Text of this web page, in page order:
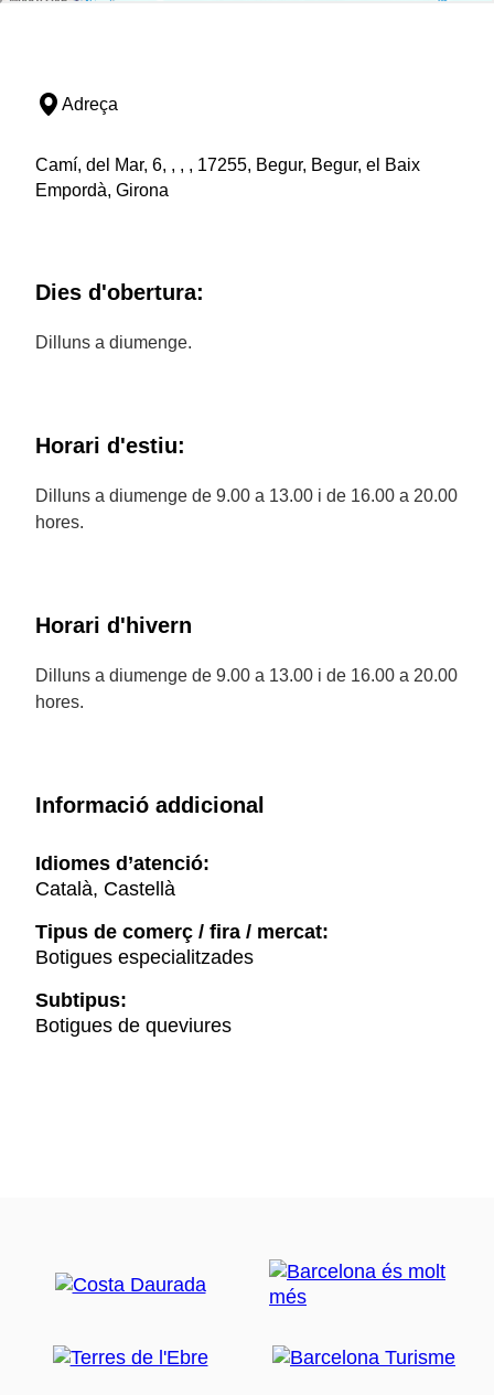
Adreça
Camí, del Mar, 6, , , , 17255, Begur, Begur, el Baix
Empordà, Girona
Dies d'obertura:
Dilluns a diumenge.
Horari d'estiu:
Dilluns a diumenge de 9.00 a 13.00 i de 16.00 a 20.00
hores.
Horari d'hivern
Dilluns a diumenge de 9.00 a 13.00 i de 16.00 a 20.00
hores.
Informació addicional
Idiomes d’atenció:
Català, Castellà
Tipus de comerç / fira / mercat:
Botigues especialitzades
Subtipus:
Botigues de queviures